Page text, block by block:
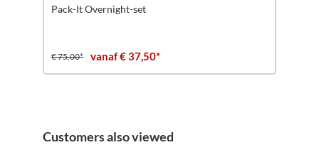
Pack-It Overnight-set
€ 75,00* vanaf € 37,50*
Productgalerij overslaan
Customers also viewed